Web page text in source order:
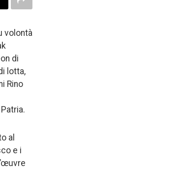
volontà
di
lotta,
Rino
al
e i